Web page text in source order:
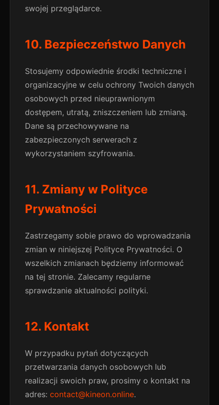
swojej przeglądarce.
10. Bezpieczeństwo Danych
Stosujemy odpowiednie środki techniczne i
organizacyjne w celu ochrony Twoich danych
osobowych przed nieuprawnionym
dostępem, utratą, zniszczeniem lub zmianą.
Dane są przechowywane na
zabezpieczonych serwerach z
wykorzystaniem szyfrowania.
11. Zmiany w Polityce
Prywatności
Zastrzegamy sobie prawo do wprowadzania
zmian w niniejszej Polityce Prywatności. O
wszelkich zmianach będziemy informować
na tej stronie. Zalecamy regularne
sprawdzanie aktualności polityki.
12. Kontakt
W przypadku pytań dotyczących
przetwarzania danych osobowych lub
realizacji swoich praw, prosimy o kontakt na
adres: contact@kineon.online.